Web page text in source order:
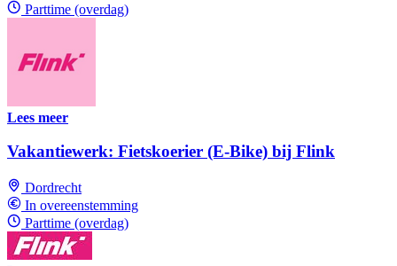
Parttime (overdag)
Lees meer
Vakantiewerk: Fietskoerier (E-Bike) bij Flink
Dordrecht
In overeenstemming
Parttime (overdag)